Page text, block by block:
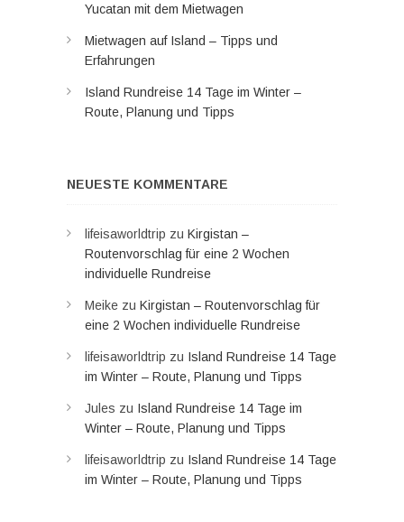
Yucatan mit dem Mietwagen
Mietwagen auf Island – Tipps und
Erfahrungen
Island Rundreise 14 Tage im Winter –
Route, Planung und Tipps
NEUESTE KOMMENTARE
lifeisaworldtrip zu Kirgistan –
Routenvorschlag für eine 2 Wochen
individuelle Rundreise
Meike zu Kirgistan – Routenvorschlag für
eine 2 Wochen individuelle Rundreise
lifeisaworldtrip zu Island Rundreise 14 Tage
im Winter – Route, Planung und Tipps
Jules zu Island Rundreise 14 Tage im
Winter – Route, Planung und Tipps
lifeisaworldtrip zu Island Rundreise 14 Tage
im Winter – Route, Planung und Tipps